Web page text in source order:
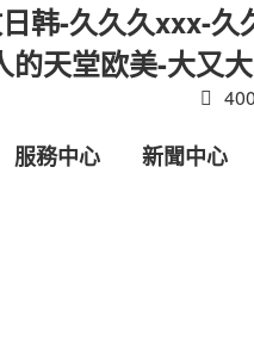
韩-久久久xxx-久
天堂欧美-大又
服務中心 新聞中心